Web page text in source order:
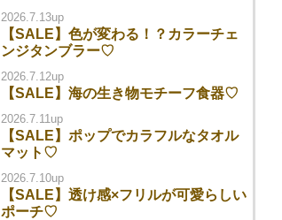
2026.7.13up
【SALE】色が変わる！？カラーチェ
ンジタンブラー♡
2026.7.12up
【SALE】海の生き物モチーフ食器♡
2026.7.11up
【SALE】ポップでカラフルなタオル
マット♡
2026.7.10up
【SALE】透け感×フリルが可愛らしい
ポーチ♡